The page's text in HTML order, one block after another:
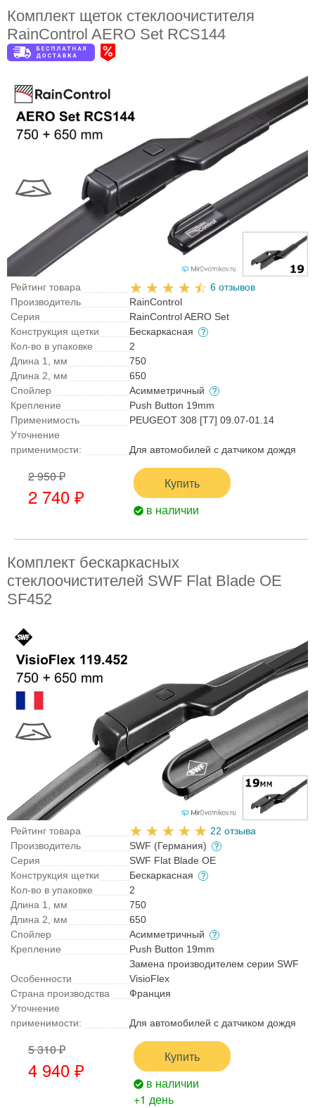
Комплект щеток стеклоочистителя
RainControl AERO Set RCS144
Рейтинг товара
6 отзывов
Производитель
RainControl
Серия
RainControl AERO Set
Конструкция щетки
Бескаркасная
Кол-во в упаковке
2
Длина 1, мм
750
Длина 2, мм
650
Спойлер
Асимметричный
Крепление
Push Button 19mm
Применимость
PEUGEOT 308 [T7] 09.07-01.14
Уточнение
применимости:
Для автомобилей с датчиком дождя
2 950 ₽
2 740 ₽
Купить
в наличии
Комплект бескаркасных
стеклоочистителей SWF Flat Blade OE
SF452
Рейтинг товара
22 отзыва
Производитель
SWF (Германия)
Серия
SWF Flat Blade OE
Конструкция щетки
Бескаркасная
Кол-во в упаковке
2
Длина 1, мм
750
Длина 2, мм
650
Спойлер
Асимметричный
Крепление
Push Button 19mm
Особенности
Замена производителем серии SWF
VisioFlex
Страна производства
Франция
Уточнение
применимости:
Для автомобилей с датчиком дождя
5 310 ₽
4 940 ₽
Купить
в наличии
+1 день